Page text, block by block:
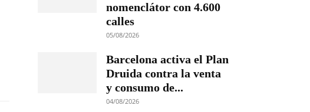
nomenclátor con 4.600
calles
05/08/2026
Barcelona activa el Plan
Druida contra la venta
y consumo de...
04/08/2026